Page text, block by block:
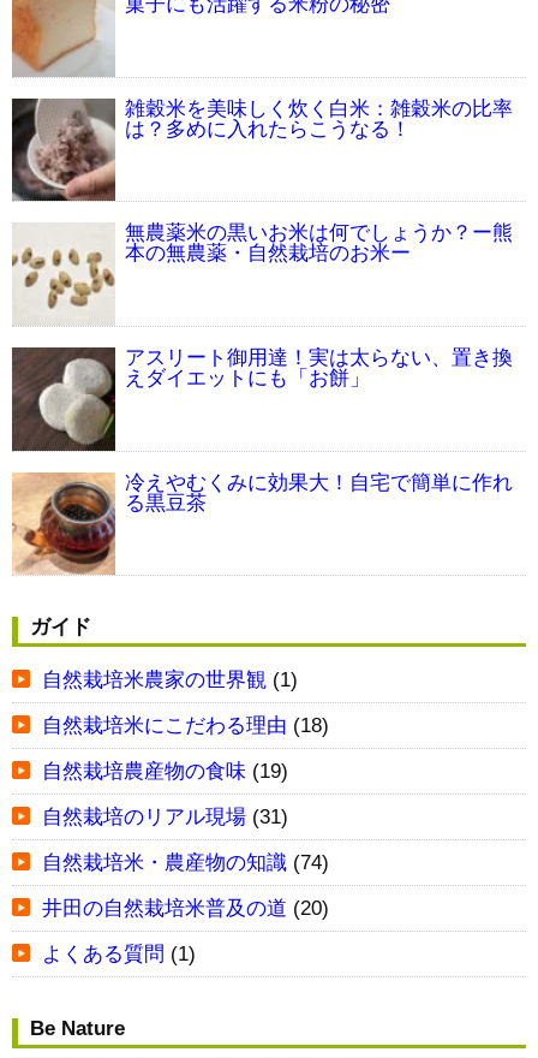
雑穀米を美味しく炊く白米：雑穀米の比率
は？多めに入れたらこうなる！
無農薬米の黒いお米は何でしょうか？ー熊
本の無農薬・自然栽培のお米ー
アスリート御用達！実は太らない、置き換
えダイエットにも「お餅」
冷えやむくみに効果大！自宅で簡単に作れ
る黒豆茶
ガイド
自然栽培米農家の世界観 (1)
自然栽培米にこだわる理由 (18)
自然栽培農産物の食味 (19)
自然栽培のリアル現場 (31)
自然栽培米・農産物の知識 (74)
井田の自然栽培米普及の道 (20)
よくある質問 (1)
Be Nature